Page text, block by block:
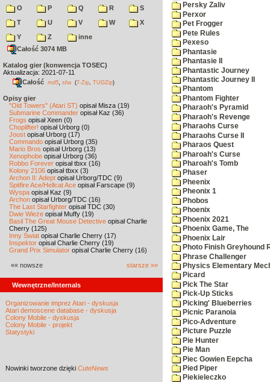
O
P Q R
S
T
U V W
X
Y
Z
inne
Całość 3074 MB
Katalog gier (konwencja TOSEC)
Aktualizacja: 2021-07-11
Całość md5 sha (7-Zip TUGZip)
Opisy gier
"Old Towers" (Atari ST) opisał Misza (19)
Submarine Commander opisał Kaz (36)
Frogs opisał Xeen (0)
Choplifter! opisał Urborg (0)
Joust opisał Urborg (17)
Commando opisał Urborg (35)
Mario Bros opisał Urborg (13)
Xenophobe opisał Urborg (36)
Robbo Forever opisał tbxx (16)
Kolony 2106 opisał tbxx (3)
Archon II: Adept opisał Urborg/TDC (9)
Spitfire Ace/Hellcat Ace opisał Farscape (9)
Wyspa opisał Kaz (9)
Archon opisał Urborg/TDC (16)
The Last Starfighter opisał TDC (30)
Dwie Wieże opisał Muffy (19)
Basil The Great Mouse Detective opisał Charlie
Cherry (125)
Inny Świat opisał Charlie Cherry (17)
Inspektor opisał Charlie Cherry (19)
Grand Prix Simulator opisał Charlie Cherry (16)
«« nowsze starsze »»
Wewnętrzne/Internals
Organizowanie imprez Atari - dyskusja
Atari demoscene database - dyskusja
Colony Mobile - dyskusja
Colony Mobile - projekt
Statystyki
Nowinki tworzone dzięki CuteNews
Persky Zaliv
Perxor
Pet Frogger
Pete Rules
Pexeso
Phantasie
Phantasie II
Phantastic Journey
Phantastic Journey II
Phantom
Phantom Fighter
Pharaoh's Pyramid
Pharaoh's Revenge
Pharaohs Curse
Pharaohs Curse II
Pharaos Quest
Pharoah's Curse
Pharoah's Tomb
Phaser
Pheenix
Pheonix 1
Phobos
Phoenix
Phoenix 2021
Phoenix Game, The
Phoenix Lair
Photo Finish Greyhound
Phrase Challenger
Physics Elementary
Picard
Pick The Star
Pick-Up Sticks
Picking' Blueberries
Picnic Paranoia
Pico-Adventure
Picture Puzzle
Pie Hunter
Pie Man
Piec Gowien Eepcha
Pied Piper
Piekieleczko